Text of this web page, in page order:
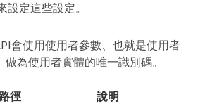
設定這些設定。
會使用使用者參數、也就是使用者
為使用者實體的唯一識別碼。
路徑 說明